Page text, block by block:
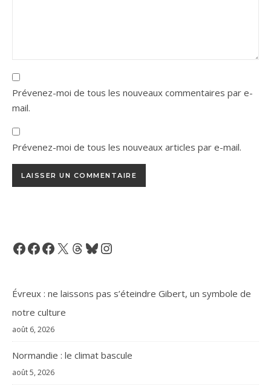
Prévenez-moi de tous les nouveaux commentaires par e-
mail.
Prévenez-moi de tous les nouveaux articles par e-mail.
Facebook
Facebook
Facebook
X Threads
BlueskyInstagram
Évreux : ne laissons pas s’éteindre Gibert, un symbole de
notre culture
août 6, 2026
Normandie : le climat bascule
août 5, 2026